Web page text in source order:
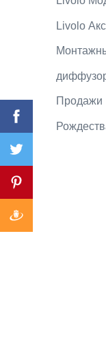
Livolo
Продажи